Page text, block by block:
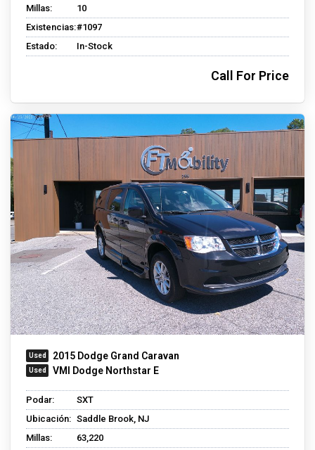
Millas:
10
Existencias:#1097
Estado:
In-Stock
Call For Price
2015 Dodge Grand Caravan
VMI Dodge Northstar E
Podar:
SXT
Ubicación: Saddle Brook, NJ
Millas:
63,220